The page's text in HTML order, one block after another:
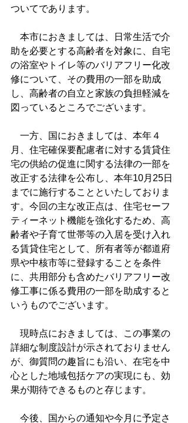
ついてであります。
本市におきましては、日常生活で介
助を必要とする高齢者を対象に、自宅
の浴室やトイレ等のバリアフリー化改
修について、その費用の一部を助成
し、高齢者の自立と家族の負担軽減を
図っているところでございます。
一方、国におきましては、本年４
月、住宅確保要配慮者に対する賃貸住
宅の供給の促進に関する法律の一部を
改正する法律を公布し、本年10月25日
までに施行することといたしておりま
す。今回の主な改正点は、住宅セーフ
ティーネット機能を強化するため、高
齢者や子育て世帯等の入居を受け入れ
る賃貸住宅として、所有者等が都道府
県や中核市等に登録することを条件
に、共用部分も含めたバリアフリー改
修工事に係る費用の一部を助成すると
いうものでございます。
現時点におきましては、この事業の
詳細な制度設計が示されておりません
が、御質問の趣旨にも沿い、在宅を中
心とした地域包括ケアの実現にも、効
果が期待できるものと存じます。
今後、国からの通知や今月に予定さ